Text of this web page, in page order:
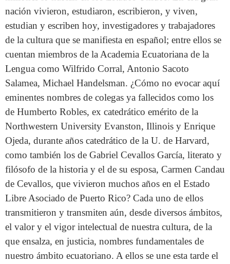
nación vivieron, estudiaron, escribieron, y viven,
estudian y escriben hoy, investigadores y trabajadores
de la cultura que se manifiesta en español; entre ellos se
cuentan miembros de la Academia Ecuatoriana de la
Lengua como Wilfrido Corral, Antonio Sacoto
Salamea, Michael Handelsman. ¿Cómo no evocar aquí
eminentes nombres de colegas ya fallecidos como los
de Humberto Robles, ex catedrático emérito de la
Northwestern University Evanston, Illinois y Enrique
Ojeda, durante años catedrático de la U. de Harvard,
como también los de Gabriel Cevallos García, literato y
filósofo de la historia y el de su esposa, Carmen Candau
de Cevallos, que vivieron muchos años en el Estado
Libre Asociado de Puerto Rico? Cada uno de ellos
transmitieron y transmiten aún, desde diversos ámbitos,
el valor y el vigor intelectual de nuestra cultura, de la
que ensalza, en justicia, nombres fundamentales de
nuestro ámbito ecuatoriano. A ellos se une esta tarde el